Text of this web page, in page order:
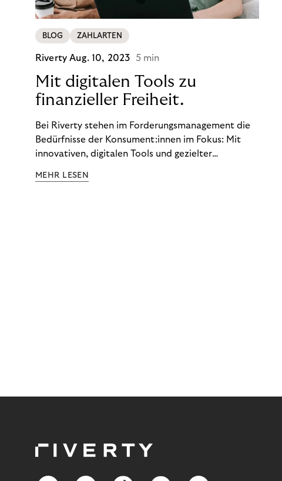
BLOG ZAHLARTEN
RivertyAug. 10, 2023 5 min
Mit digitalen Tools zu
finanzieller Freiheit.
Bei Riverty stehen im Forderungsmanagement die
Bedürfnisse der Konsument:innen im Fokus: Mit
innovativen, digitalen Tools und gezielter
ein Leben in finanzieller Freiheit zu führen. So
MEHR LESEN